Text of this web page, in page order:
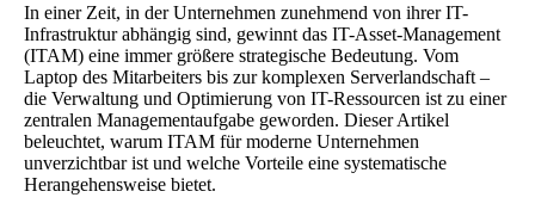
In einer Zeit, in der Unternehmen zunehmend von ihrer IT-
Infrastruktur abhängig sind, gewinnt das IT-Asset-Management
(ITAM) eine immer größere strategische Bedeutung. Vom
Laptop des Mitarbeiters bis zur komplexen Serverlandschaft –
die Verwaltung und Optimierung von IT-Ressourcen ist zu einer
zentralen Managementaufgabe geworden. Dieser Artikel
beleuchtet, warum ITAM für moderne Unternehmen
unverzichtbar ist und welche Vorteile eine systematische
Herangehensweise bietet.